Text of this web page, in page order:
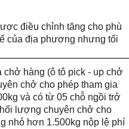
điều chỉnh tăng cho phù
của địa phương nhưng tối
hàng (ô tô pick - up chở
chở cho phép tham gia
và có từ 05 chỗ ngồi trở
lượng chuyên chở cho
nhỏ hơn 1.500kg nộp lệ phí